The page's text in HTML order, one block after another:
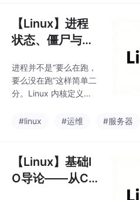
调试器，cgdb 提供了
一个更友好的分屏界面
（上屏代码，下屏命
用：bash# CentOS# U
buntu。
【Linux】进程
状态、僵尸与孤
进程并不是“要么在跑，
要么没在跑”这样简单二
分。Linux 内核定义了
分析系统负载和排查问
#linux #运维 #服务器
【Linux】基础I
O导论——从C